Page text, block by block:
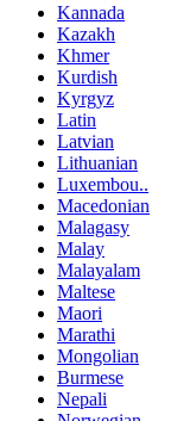
Kannada
Kazakh
Khmer
Kurdish
Kyrgyz
Latin
Latvian
Lithuanian
Luxembou..
Macedonian
Malagasy
Malay
Malayalam
Maltese
Maori
Marathi
Mongolian
Burmese
Nepali